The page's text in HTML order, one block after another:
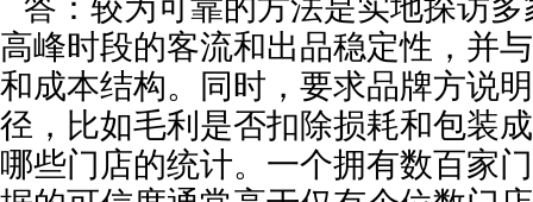
高峰时段的客流和出品稳定性，并
和成本结构。同时，要求品牌方说
径，比如毛利是否扣除损耗和包装
哪些门店的统计。一个拥有数百家